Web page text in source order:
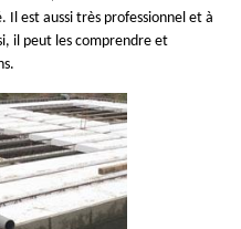
Il est aussi très professionnel et à
il peut les comprendre et